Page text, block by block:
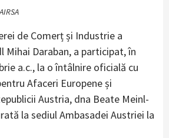
de Comerț și Industrie a
Mihai Daraban, a participat, în
a.c., la o întâlnire oficială cu
Afaceri Europene și
Austria, dna Beate Meinl-
la sediul Ambasadei Austriei la